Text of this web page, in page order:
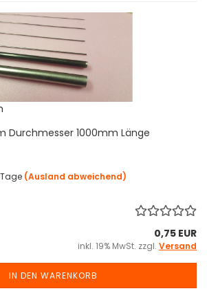
Durchmesser 1000mm Länge
(Ausland abweichend)
0,75 EUR
inkl. 19% MwSt. zzgl. Versand
IN DEN WARENKORB